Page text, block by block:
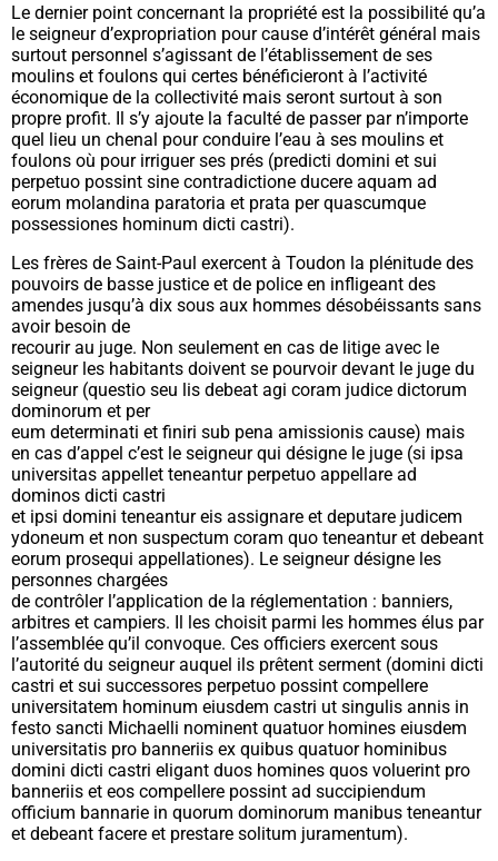
Le dernier point concernant la propriété est la possibilité qu’a
le seigneur d’expropriation pour cause d’intérêt général mais
surtout personnel s’agissant de l’établissement de ses
moulins et foulons qui certes bénéficieront à l’activité
économique de la collectivité mais seront surtout à son
propre profit. Il s’y ajoute la faculté de passer par n’importe
quel lieu un chenal pour conduire l’eau à ses moulins et
foulons où pour irriguer ses prés (predicti domini et sui
perpetuo possint sine contradictione ducere aquam ad
eorum molandina paratoria et prata per quascumque
possessiones hominum dicti castri).
Les frères de Saint-Paul exercent à Toudon la plénitude des
pouvoirs de basse justice et de police en infligeant des
amendes jusqu’à dix sous aux hommes désobéissants sans
avoir besoin de
recourir au juge. Non seulement en cas de litige avec le
seigneur les habitants doivent se pourvoir devant le juge du
seigneur (questio seu lis debeat agi coram judice dictorum
dominorum et per
eum determinati et finiri sub pena amissionis cause) mais
en cas d’appel c’est le seigneur qui désigne le juge (si ipsa
universitas appellet teneantur perpetuo appellare ad
dominos dicti castri
et ipsi domini teneantur eis assignare et deputare judicem
ydoneum et non suspectum coram quo teneantur et debeant
eorum prosequi appellationes). Le seigneur désigne les
personnes chargées
de contrôler l’application de la réglementation : banniers,
arbitres et campiers. Il les choisit parmi les hommes élus par
l’assemblée qu’il convoque. Ces officiers exercent sous
l’autorité du seigneur auquel ils prêtent serment (domini dicti
castri et sui successores perpetuo possint compellere
universitatem hominum eiusdem castri ut singulis annis in
festo sancti Michaelli nominent quatuor homines eiusdem
universitatis pro banneriis ex quibus quatuor hominibus
domini dicti castri eligant duos homines quos voluerint pro
banneriis et eos compellere possint ad succipiendum
officium bannarie in quorum dominorum manibus teneantur
et debeant facere et prestare solitum juramentum).